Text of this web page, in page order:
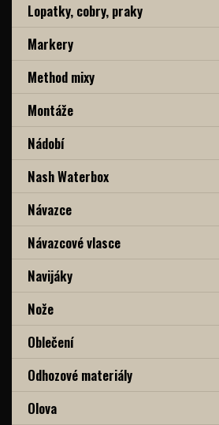
Lopatky, cobry, praky
Markery
Method mixy
Montáže
Nádobí
Nash Waterbox
Návazce
Návazcové vlasce
Navijáky
Nože
Oblečení
Odhozové materiály
Olova